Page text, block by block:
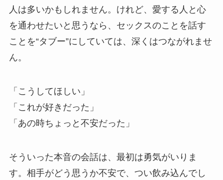
人は多いかもしれません。けれど、愛する人と心
を通わせたいと思うなら、セックスのことを話す
ことを“タブー”にしていては、深くはつながれませ
ん。
「こうしてほしい」
「これが好きだった」
「あの時ちょっと不安だった」
そういった本音の会話は、最初は勇気がいりま
す。相手がどう思うか不安で、つい飲み込んでし